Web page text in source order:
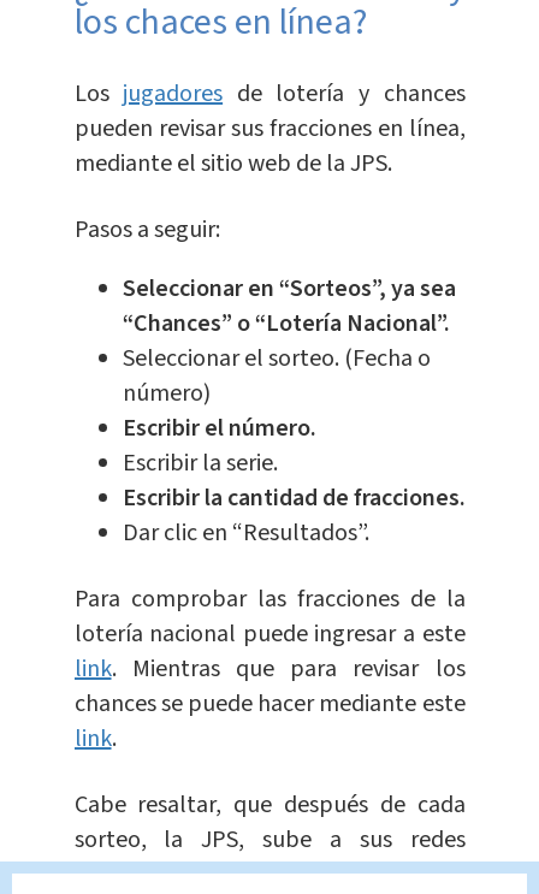
los chaces en línea?
Los jugadores de lotería y chances
pueden revisar sus fracciones en línea,
mediante el sitio web de la JPS.
Pasos a seguir:
Seleccionar en “Sorteos”, ya sea
“Chances” o “Lotería Nacional”.
Seleccionar el sorteo. (Fecha o
número)
Escribir el número.
Escribir la serie.
Escribir la cantidad de fracciones.
Dar clic en “Resultados”.
Para comprobar las fracciones de la
lotería nacional puede ingresar a este
link. Mientras que para revisar los
chances se puede hacer mediante este
link.
Cabe resaltar, que después de cada
sorteo, la JPS, sube a sus redes
sociales la lista completa de los